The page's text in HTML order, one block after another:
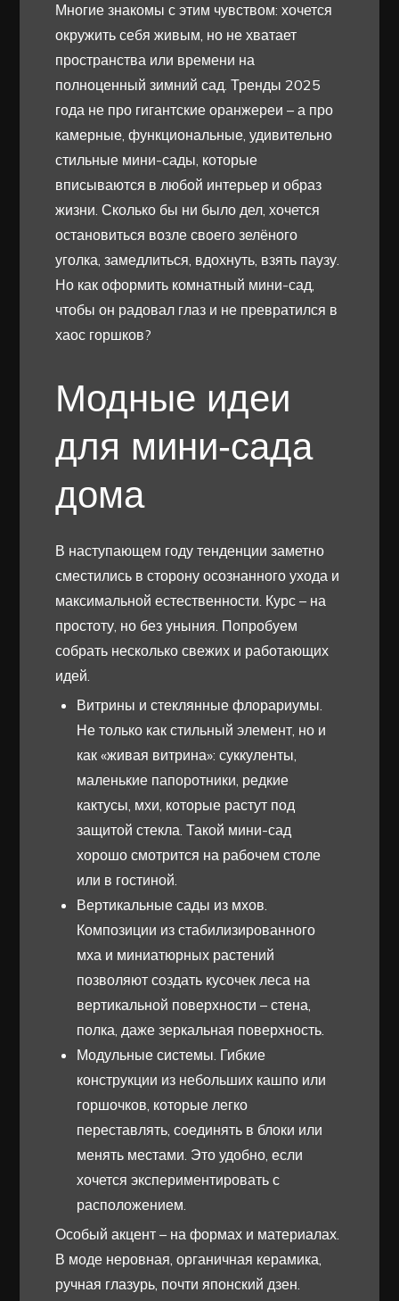
Многие знакомы с этим чувством: хочется
окружить себя живым, но не хватает
пространства или времени на
полноценный зимний сад. Тренды 2025
года не про гигантские оранжереи – а про
камерные, функциональные, удивительно
стильные мини-сады, которые
вписываются в любой интерьер и образ
жизни. Сколько бы ни было дел, хочется
остановиться возле своего зелёного
уголка, замедлиться, вдохнуть, взять паузу.
Но как оформить комнатный мини-сад,
чтобы он радовал глаз и не превратился в
хаос горшков?
Модные идеи
для мини-сада
дома
В наступающем году тенденции заметно
сместились в сторону осознанного ухода и
максимальной естественности. Курс – на
простоту, но без уныния. Попробуем
собрать несколько свежих и работающих
идей.
Витрины и стеклянные флорариумы.
Не только как стильный элемент, но и
как «живая витрина»: суккуленты,
маленькие папоротники, редкие
кактусы, мхи, которые растут под
защитой стекла. Такой мини-сад
хорошо смотрится на рабочем столе
или в гостиной.
Вертикальные сады из мхов.
Композиции из стабилизированного
мха и миниатюрных растений
позволяют создать кусочек леса на
вертикальной поверхности – стена,
полка, даже зеркальная поверхность.
Модульные системы. Гибкие
конструкции из небольших кашпо или
горшочков, которые легко
переставлять, соединять в блоки или
менять местами. Это удобно, если
хочется экспериментировать с
расположением.
Особый акцент – на формах и материалах.
В моде неровная, органичная керамика,
ручная глазурь, почти японский дзен.